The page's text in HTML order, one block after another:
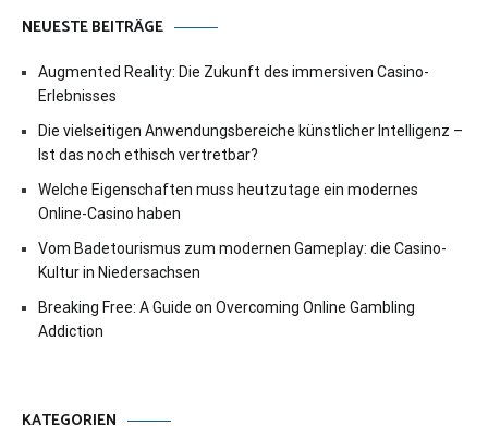
NEUESTE BEITRÄGE
Augmented Reality: Die Zukunft des immersiven Casino-
Erlebnisses
Die vielseitigen Anwendungsbereiche künstlicher Intelligenz –
Ist das noch ethisch vertretbar?
Welche Eigenschaften muss heutzutage ein modernes
Online-Casino haben
Vom Badetourismus zum modernen Gameplay: die Casino-
Kultur in Niedersachsen
Breaking Free: A Guide on Overcoming Online Gambling
Addiction